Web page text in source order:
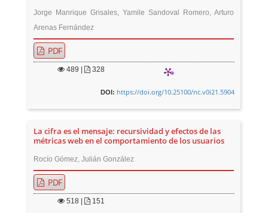
Jorge Manrique Grisales, Yamile Sandoval Romero, Arturo
Arenas Fernández
PDF
489 | 328
DOI: https://doi.org/10.25100/nc.v0i21.5904
La cifra es el mensaje: recursividad y efectos de las
métricas web en el comportamiento de los usuarios
Rocío Gómez, Julián González
PDF
518 | 151